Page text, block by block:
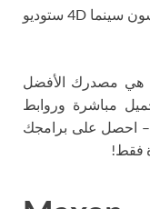
هل تواجه صعوبة في العثور على الـ ماكسون سينما 4D ستوديو
هي مصدرك الأفضل
مباشرة وروابط
– احصل على برامجك
فقط!